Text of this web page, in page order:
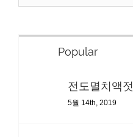
Popular
전도멸치액젓
5월 14th, 2019